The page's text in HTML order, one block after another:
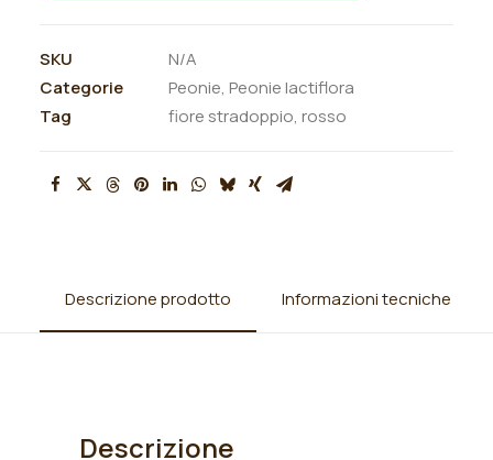
SKU
N/A
Categorie
Peonie, Peonie lactiflora
Tag
fiore stradoppio, rosso
Descrizione prodotto Informazioni tecniche
Descrizione